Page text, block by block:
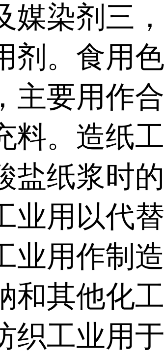
媒染剂三
剂。食用
主要用作
料。造纸
盐纸浆时
业用以代
业用作制
和其他化
织工业用